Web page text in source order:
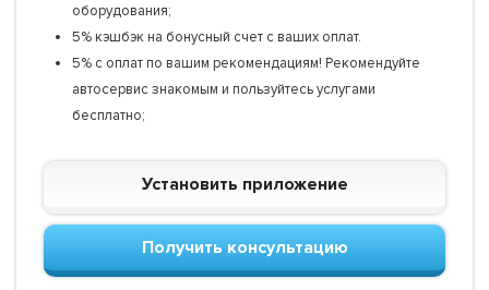
оборудования;
5% кэшбэк на бонусный счет с ваших оплат.
5% с оплат по вашим рекомендациям! Рекомендуйте
автосервис знакомым и пользуйтесь услугами
бесплатно;
Установить приложение
Получить консультацию